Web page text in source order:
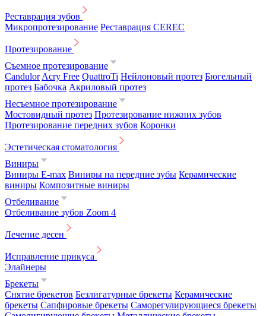
Реставрация зубов
Микропротезирование Реставрация CEREC
Протезирование
Съемное протезирование
Candulor Acry Free QuattroTi Нейлоновый протез Бюгельный
протез Бабочка Акриловый протез
Несъемное протезирование
Мостовидный протез Протезирование нижних зубов
Протезирование передних зубов Коронки
Эстетическая стоматология
Виниры
Виниры E-max Виниры на передние зубы Керамические
виниры Композитные виниры
Отбеливание
Отбеливание зубов Zoom 4
Лечение десен
Исправление прикуса
Элайнеры
Брекеты
Снятие брекетов Безлигатурные брекеты Керамические
брекеты Сапфировые брекеты Саморегулирующиеся брекеты